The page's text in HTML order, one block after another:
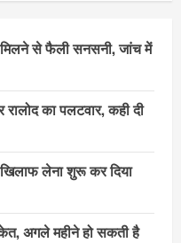
से फैली सनसनी, जांच में
का पलटवार, कही दी
लेना शुरू कर दिया
अगले महीने हो सकती है